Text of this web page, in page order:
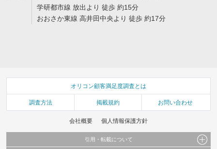
学研都市線 放出より 徒歩 約15分
おおさか東線 高井田中央より 徒歩 約17分
オリコン顧客満足度調査とは
調査方法 掲載規約 お問い合わせ
会社概要 個人情報保護方針
引用・転載について